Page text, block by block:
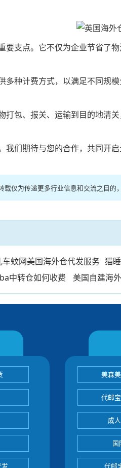
支点。它不仅为企业节省了
种计费方式，以满足不同
包、报关、运输到目的地
们期待与您的合作，共同开启
仅为传递更多行业信息和交流之目的
车蚊网美国海外仓代发服务 猫
中转仓如何收费 美国自建海
美森
代邮
成
国